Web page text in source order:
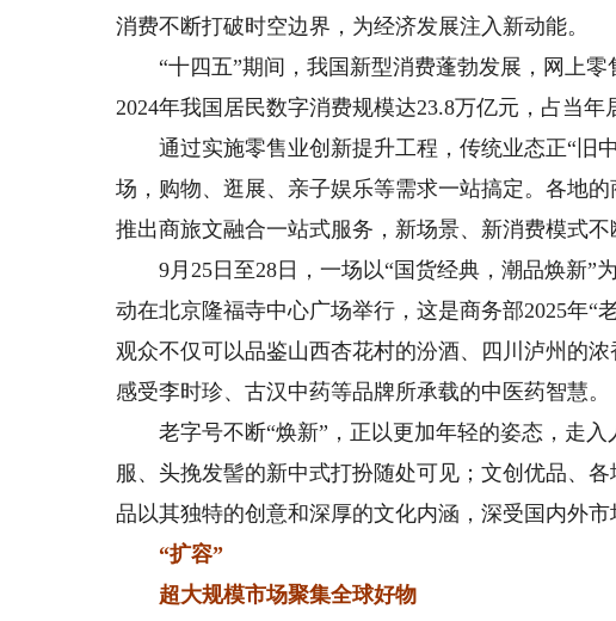
消费不断打破时空边界，为经济发展注入新动能。
“十四五”期间，我国新型消费蓬勃发展，网上零
2024年我国居民数字消费规模达23.8万亿元，占当年
通过实施零售业创新提升工程，传统业态正“旧
场，购物、逛展、亲子娱乐等需求一站搞定。各地
推出商旅文融合一站式服务，新场景、新消费模式不
9月25日至28日，一场以“国货经典，潮品焕新”
动在北京隆福寺中心广场举行，这是商务部2025年“
观众不仅可以品鉴山西杏花村的汾酒、四川泸州的
感受李时珍、古汉中药等品牌所承载的中医药智慧。
老字号不断“焕新”，正以更加年轻的姿态，走入
服、头挽发髻的新中式打扮随处可见；文创优品、
品以其独特的创意和深厚的文化内涵，深受国内外市
“扩容”
超大规模市场聚集全球好物